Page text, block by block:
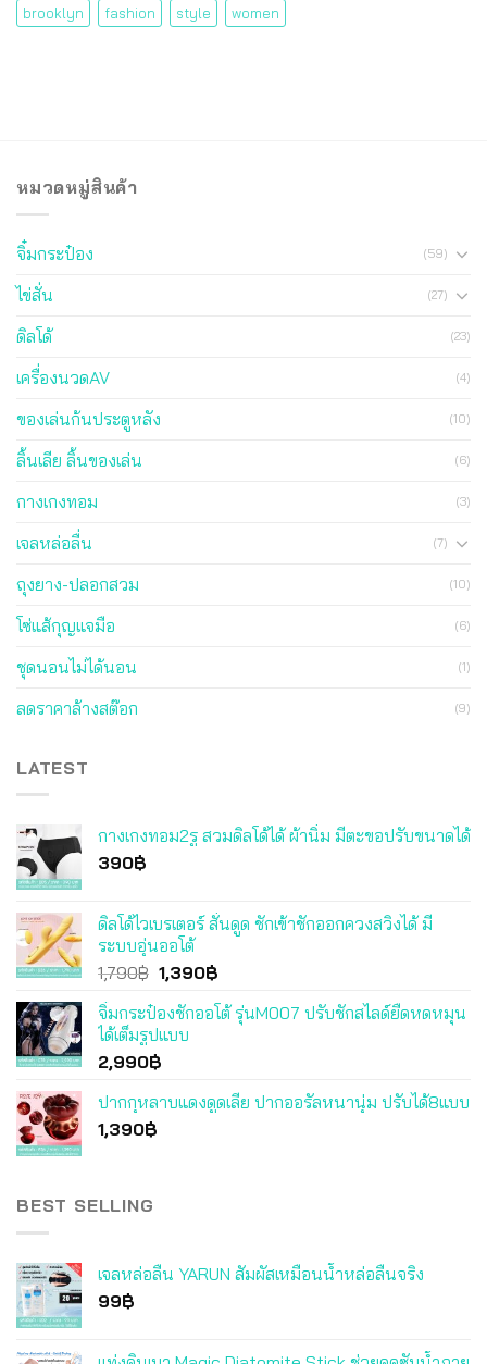
brooklyn fashion style women
หมวดหมู่สินค้า
จิ๋มกระป๋อง (59)
ไข่สั่น (27)
ดิลโด้ (23)
เครื่องนวดAV (4)
ของเล่นก้นประตูหลัง (10)
ลิ้นเลีย ลิ้นของเล่น (6)
กางเกงทอม (3)
เจลหล่อลื่น (7)
ถุงยาง-ปลอกสวม (10)
โซ่แส้กุญแจมือ (6)
ชุดนอนไม่ได้นอน (1)
ลดราคาล้างสต๊อก (9)
LATEST
กางเกงทอม2รู สวมดิลโด้ได้ ผ้านิ่ม มีตะขอปรับขนาดได้
390฿
ดิลโด้ไวเบรเตอร์ สั่นดูด ชักเข้าชักออกควงสวิงได้ มี
ระบบอุ่นออโต้
1,790฿ Original
was:
1,790฿.
1,390฿Current
is:
จิ๋มกระป๋องชักออโต้ รุ่นM007 ปรับชักสไลด์ยืดหดหมุน
ได้เต็มรูปแบบ
2,990฿
ปากกุหลาบแดงดูดเลีย ปากออรัลหนานุ่ม ปรับได้8แบบ
1,390฿
BEST SELLING
เจลหล่อลื่น YARUN สัมผัสเหมือนน้ำหล่อลื่นจริง
99฿